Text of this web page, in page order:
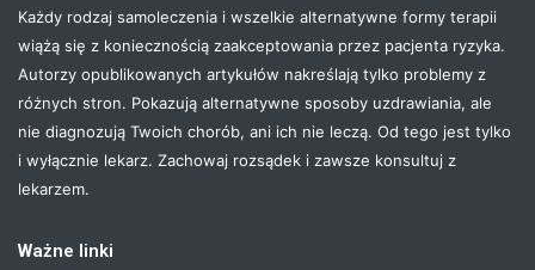
Każdy rodzaj samoleczenia i wszelkie alternatywne formy terapii
wiążą się z koniecznością zaakceptowania przez pacjenta ryzyka.
Autorzy opublikowanych artykułów nakreślają tylko problemy z
różnych stron. Pokazują alternatywne sposoby uzdrawiania, ale
nie diagnozują Twoich chorób, ani ich nie leczą. Od tego jest tylko
i wyłącznie lekarz. Zachowaj rozsądek i zawsze konsultuj z
lekarzem.
Ważne linki